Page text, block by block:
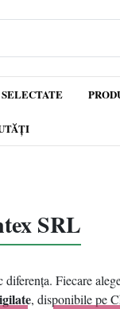
SRL
Fiecare
, disponibile pe